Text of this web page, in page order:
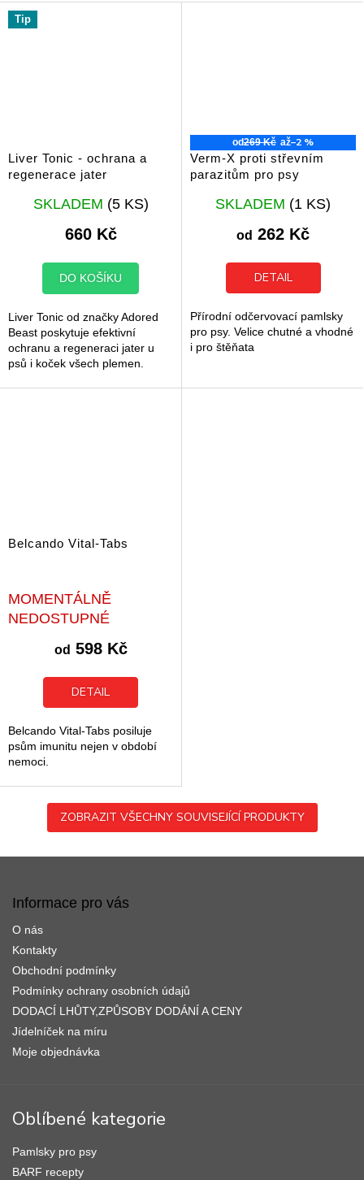
Tip
Liver Tonic - ochrana a
regenerace jater
Průměrné
hodnocení
produktu
je
z
SKLADEM (5 KS)
660 Kč
DO KOŠÍKU
Liver Tonic od značky Adored
Beast poskytuje efektivní
ochranu a regeneraci jater u
psů i koček všech plemen.
od269 Kč až–2 %
Verm-X proti střevním
parazitům pro psy
Průměrné
hodnocení
produktu
je
z
SKLADEM (1 KS)
od 262 Kč
DETAIL
Přírodní odčervovací pamlsky
pro psy. Velice chutné a vhodné
i pro štěňata
Belcando Vital-Tabs
MOMENTÁLNĚ
NEDOSTUPNÉ
od 598 Kč
DETAIL
Belcando Vital-Tabs posiluje
psům imunitu nejen v období
nemoci.
ZOBRAZIT VŠECHNY SOUVISEJÍCÍ PRODUKTY
Informace pro vás
O nás
Kontakty
Obchodní podmínky
Podmínky ochrany osobních údajů
DODACÍ LHŮTY,ZPŮSOBY DODÁNÍ A CENY
Jídelníček na míru
Moje objednávka
Oblíbené kategorie
Pamlsky pro psy
BARF recepty